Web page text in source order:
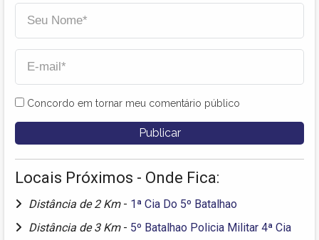
Concordo em tornar meu comentário público
Locais Próximos - Onde Fica:
Distância de 2 Km - 1ª Cia Do 5º Batalhao
Distância de 3 Km - 5º Batalhao Policia Militar 4ª Cia